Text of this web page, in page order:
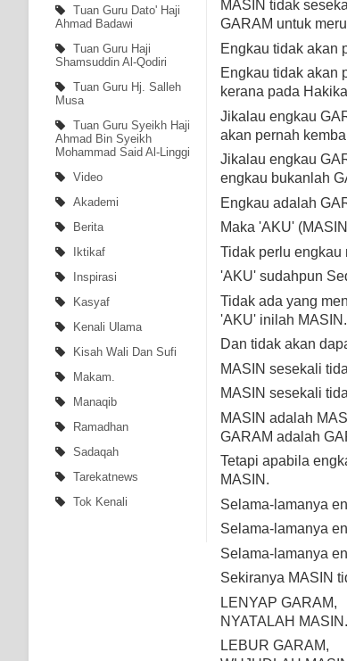
Tuan Guru Dato' Haji
Ahmad Badawi
Tuan Guru Haji
Shamsuddin Al-Qodiri
Tuan Guru Hj. Salleh
Musa
Tuan Guru Syeikh Haji
Ahmad Bin Syeikh
Mohammad Said Al-Linggi
Video
Akademi
Berita
Iktikaf
Inspirasi
Kasyaf
Kenali Ulama
Kisah Wali Dan Sufi
Makam.
Manaqib
Ramadhan
Sadaqah
Tarekatnews
Tok Kenali
MASIN tidak
GARAM untuk
Engkau tidak akan
Engkau tidak akan
kerana pada
Jikalau engkau
akan pernah
Jikalau engkau
engkau bukanlah
Engkau adalah
Maka 'AKU'
Tidak perlu engkau
'AKU' sudahpun
Tidak ada yang
'AKU' inilah MASIN.
Dan tidak akan
MASIN sesekali
MASIN sesekali
MASIN adalah
GARAM adalah
Tetapi apabila
MASIN.
Selama-lamanya
Selama-lamanya
Selama-lamanya
Sekiranya MASIN
LENYAP GARAM,
NYATALAH MASIN.
LEBUR GARAM,